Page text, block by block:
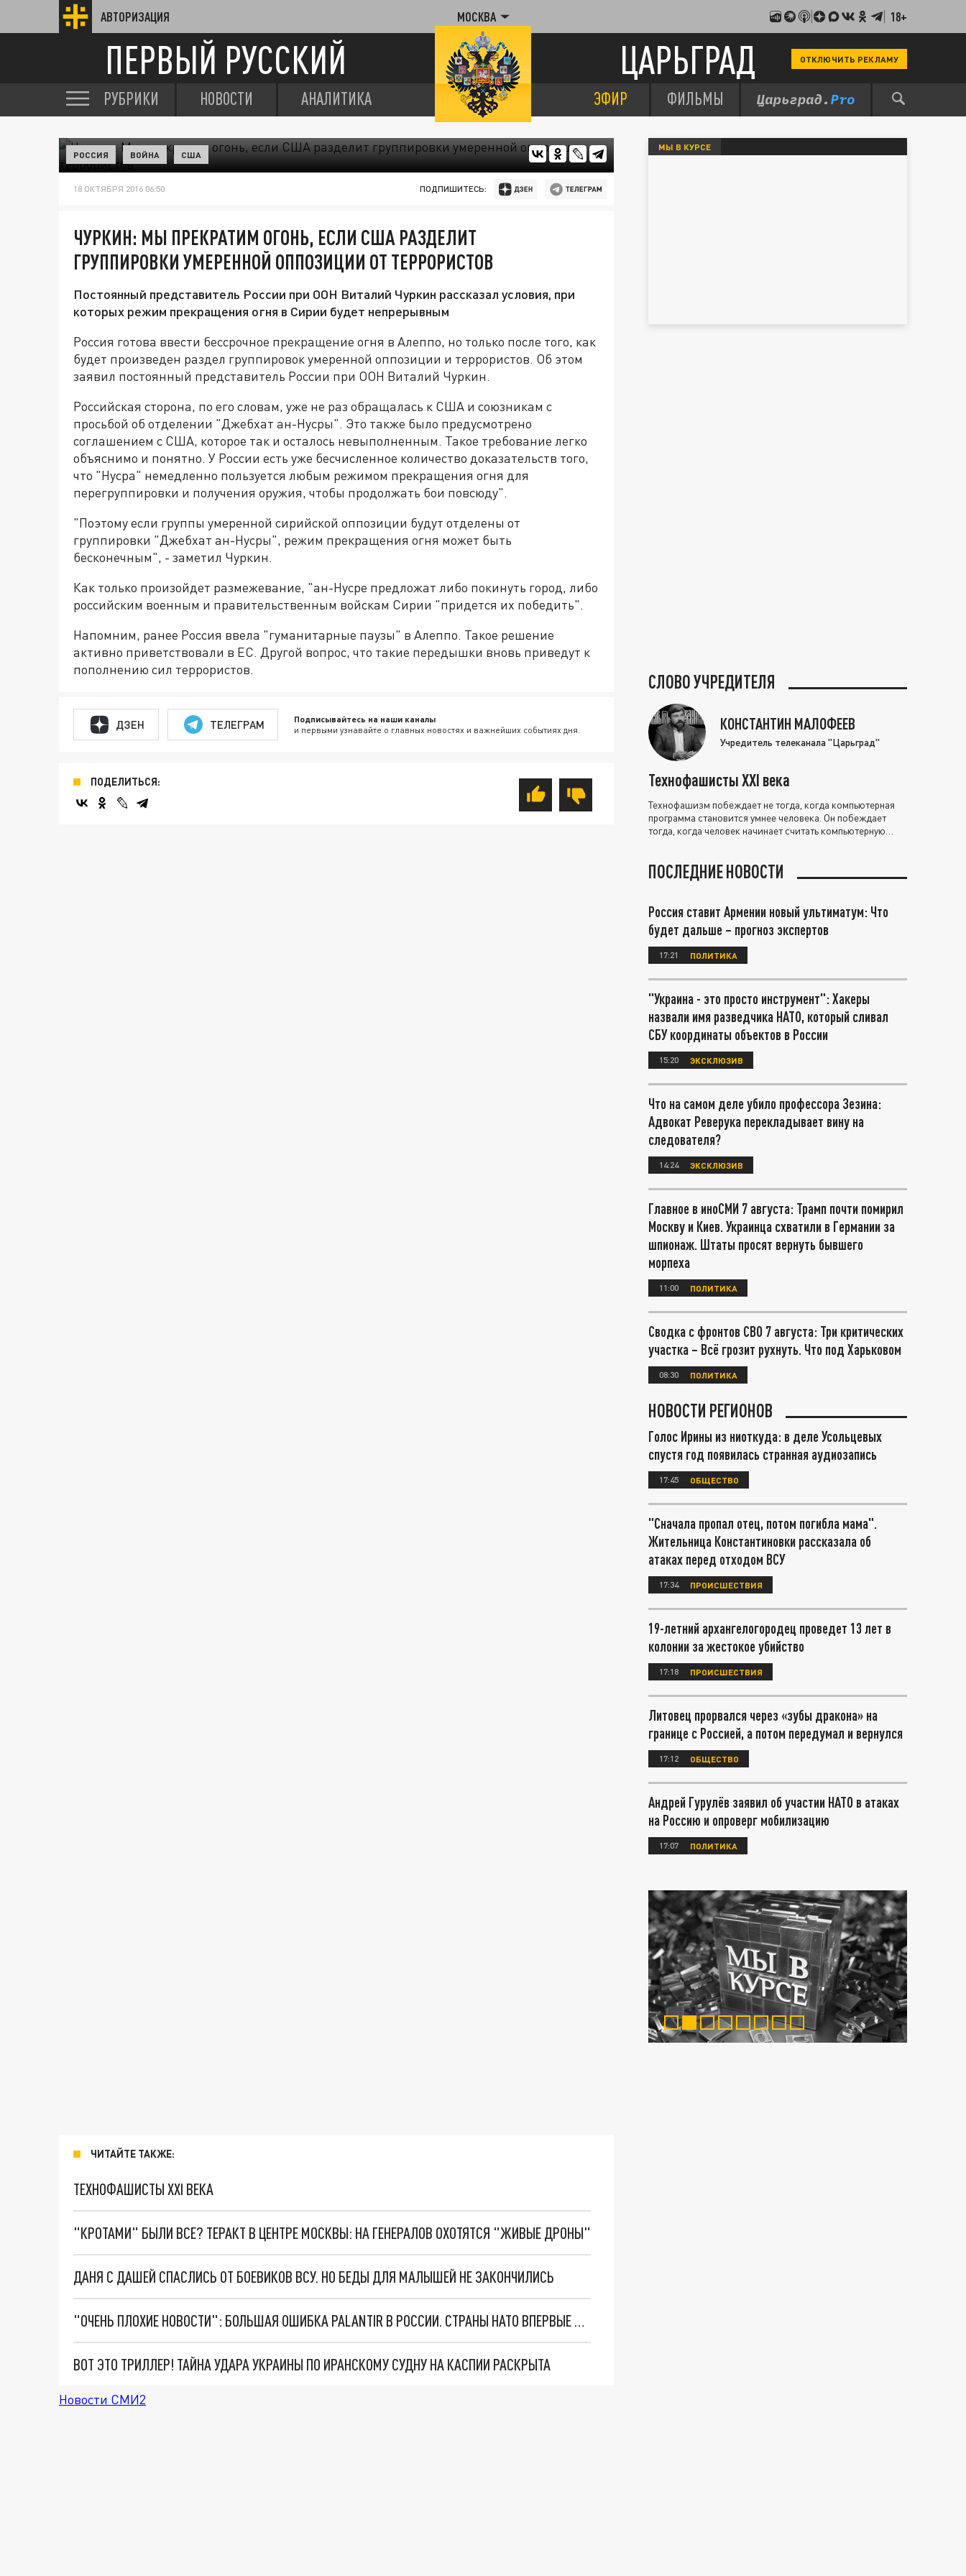
АВТОРИЗАЦИЯ МОСКВА 18+
ПЕРВЫЙ РУССКИЙ ЦАРЬГРАД ОТКЛЮЧИТЬ РЕКЛАМУ
РУБРИКИ НОВОСТИ АНАЛИТИКА ЭФИР ФИЛЬМЫ
РОССИЯ ВОЙНА США
18 ОКТЯБРЯ 2016 06:50 ПОДПИШИТЕСЬ:
ЧУРКИН: МЫ ПРЕКРАТИМ ОГОНЬ, ЕСЛИ США РАЗДЕЛИТ
ГРУППИРОВКИ УМЕРЕННОЙ ОППОЗИЦИИ ОТ ТЕРРОРИСТОВ
Постоянный представитель России при ООН Виталий Чуркин рассказал условия, при
которых режим прекращения огня в Сирии будет непрерывным
Россия готова ввести бессрочное прекращение огня в Алеппо, но только после того, как
будет произведен раздел группировок умеренной оппозиции и террористов. Об этом
заявил постоянный представитель России при ООН Виталий Чуркин.
Российская сторона, по его словам, уже не раз обращалась к США и союзникам с
просьбой об отделении "Джебхат ан-Нусры". Это также было предусмотрено
соглашением с США, которое так и осталось невыполненным. Такое требование легко
объяснимо и понятно. У России есть уже бесчисленное количество доказательств того,
что "Нусра" немедленно пользуется любым режимом прекращения огня для
перегруппировки и получения оружия, чтобы продолжать бои повсюду".
"Поэтому если группы умеренной сирийской оппозиции будут отделены от
группировки "Джебхат ан-Нусры", режим прекращения огня может быть
бесконечным", - заметил Чуркин.
Как только произойдет размежевание, "ан-Нусре предложат либо покинуть город, либо
российским военным и правительственным войскам Сирии "придется их победить".
Напомним, ранее Россия ввела "гуманитарные паузы" в Алеппо. Такое решение
активно приветствовали в ЕС. Другой вопрос, что такие передышки вновь приведут к
пополнению сил террористов.
ДЗЕН ТЕЛЕГРАМ Подписывайтесь на наши каналы
и первыми узнавайте о главных новостях и важнейших событиях дня.
ПОДЕЛИТЬСЯ:
ЧИТАЙТЕ ТАКЖЕ:
ТЕХНОФАШИСТЫ XXI ВЕКА
"КРОТАМИ" БЫЛИ ВСЕ? ТЕРАКТ В ЦЕНТРЕ МОСКВЫ: НА ГЕНЕРАЛОВ ОХОТЯТСЯ "ЖИВЫЕ ДРОНЫ"
ДАНЯ С ДАШЕЙ СПАСЛИСЬ ОТ БОЕВИКОВ ВСУ. НО БЕДЫ ДЛЯ МАЛЫШЕЙ НЕ ЗАКОНЧИЛИСЬ
"ОЧЕНЬ ПЛОХИЕ НОВОСТИ": БОЛЬШАЯ ОШИБКА PALANTIR В РОССИИ. СТРАНЫ НАТО ВПЕРВЫЕ ЗА СВО ОСТАНОВИЛИ ПОСТАВКИ ОРУЖИЯ. ВСУ ТЕРЯЮТ ПРИГРАНИЧЬЕ?
ВОТ ЭТО ТРИЛЛЕР! ТАЙНА УДАРА УКРАИНЫ ПО ИРАНСКОМУ СУДНУ НА КАСПИИ РАСКРЫТА
Новости СМИ2
МЫ В КУРСЕ
СЛОВО УЧРЕДИТЕЛЯ
КОНСТАНТИН МАЛОФЕЕВ
Учредитель телеканала "Царьград"
Технофашисты XXI века
Технофашизм побеждает не тогда, когда компьютерная
программа становится умнее человека. Он побеждает
тогда, когда человек начинает считать компьютерную
ПОСЛЕДНИЕ НОВОСТИ
Россия ставит Армении новый ультиматум: Что
будет дальше – прогноз экспертов
17:21 ПОЛИТИКА
"Украина - это просто инструмент": Хакеры
назвали имя разведчика НАТО, который сливал
СБУ координаты объектов в России
15:20 ЭКСКЛЮЗИВ
Что на самом деле убило профессора Зезина:
Адвокат Реверука перекладывает вину на
следователя?
14:24 ЭКСКЛЮЗИВ
Главное в иноСМИ 7 августа: Трамп почти помирил
Москву и Киев. Украинца схватили в Германии за
шпионаж. Штаты просят вернуть бывшего
морпеха
11:00 ПОЛИТИКА
Сводка с фронтов СВО 7 августа: Три критических
участка – Всё грозит рухнуть. Что под Харьковом
08:30 ПОЛИТИКА
НОВОСТИ РЕГИОНОВ
Голос Ирины из ниоткуда: в деле Усольцевых
спустя год появилась странная аудиозапись
17:45 ОБЩЕСТВО
"Сначала пропал отец, потом погибла мама".
Жительница Константиновки рассказала об
атаках перед отходом ВСУ
17:34 ПРОИСШЕСТВИЯ
19-летний архангелогородец проведет 13 лет в
колонии за жестокое убийство
17:18 ПРОИСШЕСТВИЯ
Литовец прорвался через «зубы дракона» на
границе с Россией, а потом передумал и вернулся
17:12 ОБЩЕСТВО
Андрей Гурулёв заявил об участии НАТО в атаках
на Россию и опроверг мобилизацию
17:07 ПОЛИТИКА